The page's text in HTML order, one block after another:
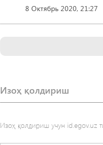
8 Октябрь 2020, 21:27
Изоҳ қолдириш
Изоҳ қолдириш учун id.egov.uz